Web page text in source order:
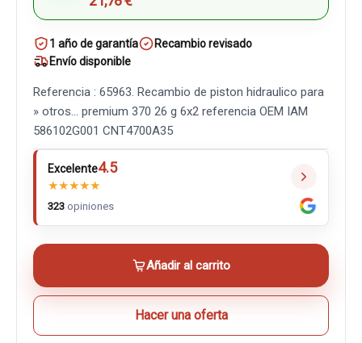
1 año de garantía
Recambio revisado
Envío disponible
Referencia : 65963. Recambio de piston hidraulico para
» otros... premium 370 26 g 6x2 referencia OEM IAM
586102G001 CNT4700A35
Excelente4.5
★★★★★
323 opiniones
Añadir al carrito
Hacer una oferta